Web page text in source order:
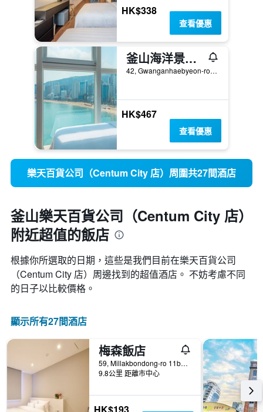
HK$338
查看優惠
釜山海洋景酒店
42, Gwanganhaebyeon-ro 278beon-gil, 釜山, 韓國
HK$467
查看優惠
樂天百貨公司（Centum City 店）周圍共27間酒店
釜山樂天百貨公司（Centum City 店）
附近超值的飯店
根據你所選取的日期，這些是我們目前在樂天百貨公司
（Centum City 店）​周邊找到的超值​酒店。 不妨考慮不同
的日子以比較價格。
顯示所有27間酒店
梅森飯店
59, Millakbondong-ro 11beon-gil, 釜山, 韓國
9.8公里 距離市中心